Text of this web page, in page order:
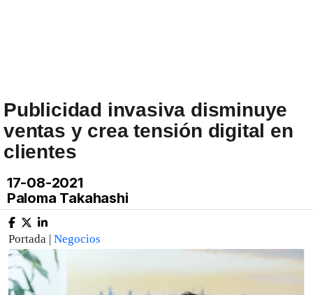
Publicidad invasiva disminuye
ventas y crea tensión digital en
clientes
17-08-2021
Paloma Takahashi
Portada | Negocios